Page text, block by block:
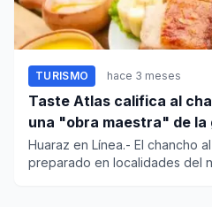
TURISMO hace 3 meses
Taste Atlas califica al
una "obra maestra" de la
Huaraz en Línea.- El chancho
preparado en localidades del